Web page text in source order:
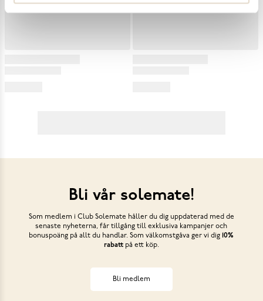
Bli vår solemate!
Som medlem i Club Solemate håller du dig uppdaterad med de
senaste nyheterna, får tillgång till exklusiva kampanjer och
bonuspoäng på allt du handlar. Som välkomstgåva ger vi dig 10%
rabattpå ett köp.
Bli medlem